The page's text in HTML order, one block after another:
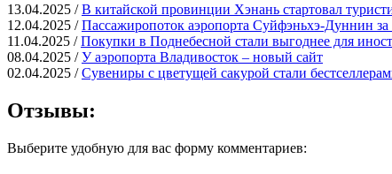
13.04.2025 /В китайской провинции Хэнань стартовал
12.04.2025 /Пассажиропоток аэропорта Суйфэньхэ-Дуннин
11.04.2025 /Покупки в Поднебесной стали выгоднее для
08.04.2025 /У аэропорта Владивосток – новый сайт
02.04.2025 /Сувениры с цветущей сакурой стали
Отзывы:
Выберите удобную для вас форму комментариев: